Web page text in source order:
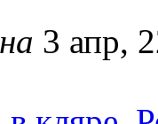
3 апр,